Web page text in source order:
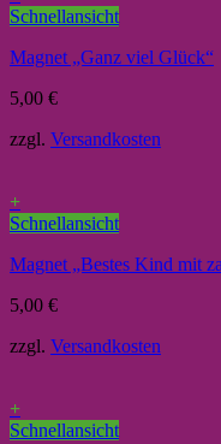
Schnellansicht
Magnet „Ganz viel Glück“
5,00 €
zzgl. Versandkosten
+
Schnellansicht
Magnet „Bestes Kind mit
5,00 €
zzgl. Versandkosten
+
Schnellansicht